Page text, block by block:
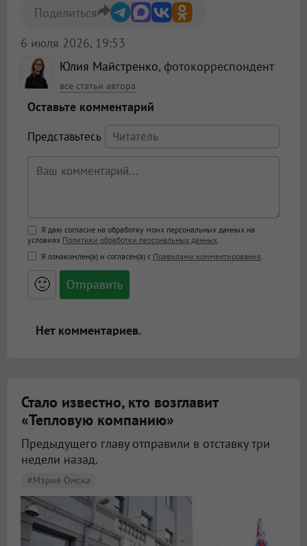
Юлия Майстренко, фотокорреспондент
все статьи автора
6 июля 2026, 19:53
Поделиться
Оставьте комментарий
Представьтесь
Поддержка HTML
<b>, <strong>, <u>, <i>, <em>, <s>, <big>,
<small>, <sup>, <sub>, <pre>, <ul>, <ol>, <li>,
<blockquote>, <code> экранирует HTML,
адреса URL автоматически становятся
ссылками, и [img]адрес[/img] будет
Я даю согласие на обработку моих персональных данных на
условиях Политики обработки персональных данных
Я ознакомлен(а) и согласен(а) с Правилами комментирования
🙂
Нет комментариев.
Стало известно, кто возглавит
«Тепловую компанию»
Предыдущего главу отправили в отставку три
недели назад.
#мэрия Омска